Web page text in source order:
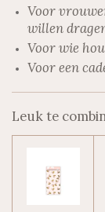
Voor
willen
Voor wie
Voor een
Leuk te